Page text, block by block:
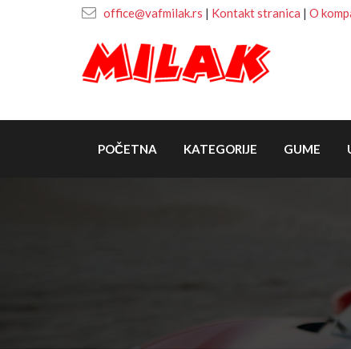
office@vafmilak.rs | Kontakt stranica | O
POČETNA KATEGORIJE GUME